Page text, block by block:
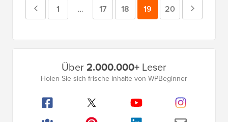
Vorherige
Seite
1
Zwischenseiten
weggelassen
… Seite
17 Seite
18 Seite
19 Seite
20
Seitenleistenmenü
Über2.000.000+ Leser
Holen Sie sich frische Inhalte von WPBeginner